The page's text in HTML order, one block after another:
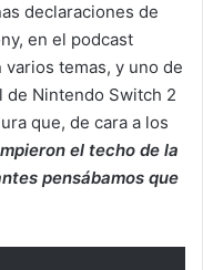
declaraciones de
en el podcast
temas, y uno de
de Nintendo Switch 2
que, de cara a los
el techo de la
pensábamos que